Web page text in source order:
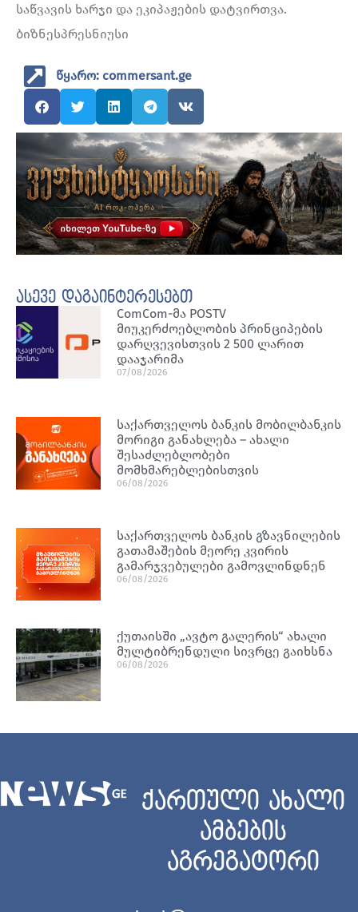
საწვავის ხარჯი და ეკიპაჟების დატვირთვა.
ბიზნესპრესნიუსი
წყარო: commersant.ge
ასევე დაგაინტერესებთ
ComCom-მა POSTV
მიუკერძოებლობის პრინციპების
დარღვევისთვის 2 500 ლარით
დააჯარიმა
07/08/2026
საქართველოს ბანკის მობილბანკის
მორიგი განახლება – ახალი
შესაძლებლობები
მომხმარებლებისთვის
06/08/2026
საქართველოს ბანკის გზავნილების
გათამაშების მეორე კვირის
გამარჯვებულები გამოვლინდნენ
06/08/2026
ქუთაისში „ავტო გალერის“ ახალი
მულტიბრენდული სივრცე გაიხსნა
06/08/2026
ქართული ახალი
ამბების
აგრეგატორი